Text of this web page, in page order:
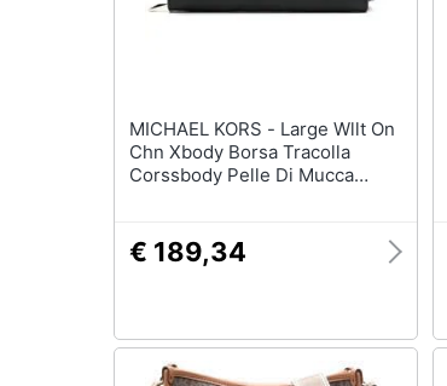
MICHAEL KORS - Large Wllt On
Chn Xbody Borsa Tracolla
Corssbody Pelle Di Mucca
€ 189,34